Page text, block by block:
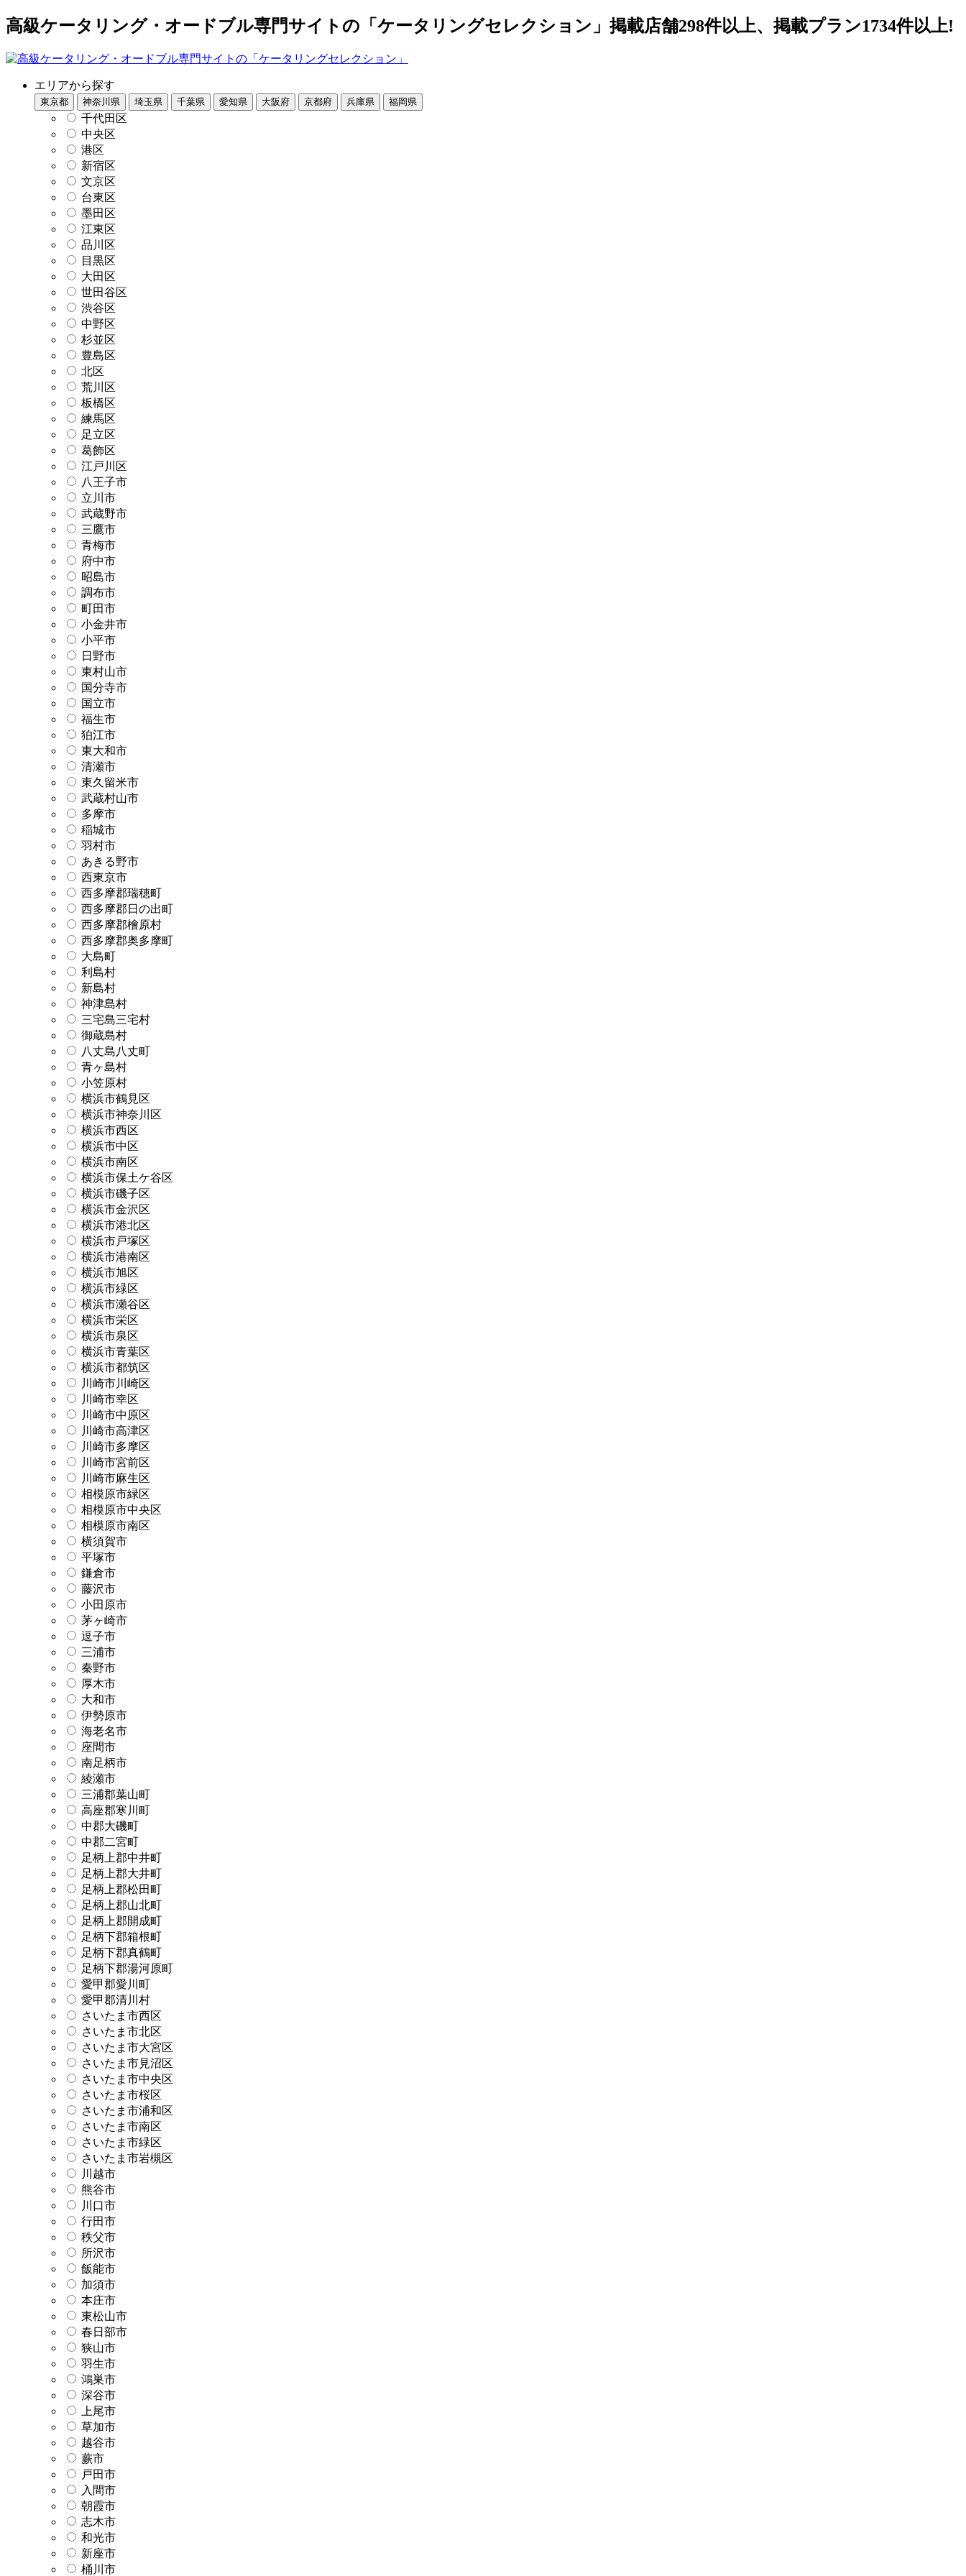
高級ケータリング・オードブル専門サイトの「ケータリングセレクション」掲載店舗298件以上、掲載プラン1734件以上!
エリアから探す
東京都 神奈川県 埼玉県 千葉県 愛知県 大阪府 京都府 兵庫県 福岡県
千代田区
中央区
港区
新宿区
文京区
台東区
墨田区
江東区
品川区
目黒区
大田区
世田谷区
渋谷区
中野区
杉並区
豊島区
北区
荒川区
板橋区
練馬区
足立区
葛飾区
江戸川区
八王子市
立川市
武蔵野市
三鷹市
青梅市
府中市
昭島市
調布市
町田市
小金井市
小平市
日野市
東村山市
国分寺市
国立市
福生市
狛江市
東大和市
清瀬市
東久留米市
武蔵村山市
多摩市
稲城市
羽村市
あきる野市
西東京市
西多摩郡瑞穂町
西多摩郡日の出町
西多摩郡檜原村
西多摩郡奥多摩町
大島町
利島村
新島村
神津島村
三宅島三宅村
御蔵島村
八丈島八丈町
青ヶ島村
小笠原村
横浜市鶴見区
横浜市神奈川区
横浜市西区
横浜市中区
横浜市南区
横浜市保土ケ谷区
横浜市磯子区
横浜市金沢区
横浜市港北区
横浜市戸塚区
横浜市港南区
横浜市旭区
横浜市緑区
横浜市瀬谷区
横浜市栄区
横浜市泉区
横浜市青葉区
横浜市都筑区
川崎市川崎区
川崎市幸区
川崎市中原区
川崎市高津区
川崎市多摩区
川崎市宮前区
川崎市麻生区
相模原市緑区
相模原市中央区
相模原市南区
横須賀市
平塚市
鎌倉市
藤沢市
小田原市
茅ヶ崎市
逗子市
三浦市
秦野市
厚木市
大和市
伊勢原市
海老名市
座間市
南足柄市
綾瀬市
三浦郡葉山町
高座郡寒川町
中郡大磯町
中郡二宮町
足柄上郡中井町
足柄上郡大井町
足柄上郡松田町
足柄上郡山北町
足柄上郡開成町
足柄下郡箱根町
足柄下郡真鶴町
足柄下郡湯河原町
愛甲郡愛川町
愛甲郡清川村
さいたま市西区
さいたま市北区
さいたま市大宮区
さいたま市見沼区
さいたま市中央区
さいたま市桜区
さいたま市浦和区
さいたま市南区
さいたま市緑区
さいたま市岩槻区
川越市
熊谷市
川口市
行田市
秩父市
所沢市
飯能市
加須市
本庄市
東松山市
春日部市
狭山市
羽生市
鴻巣市
深谷市
上尾市
草加市
越谷市
蕨市
戸田市
入間市
朝霞市
志木市
和光市
新座市
桶川市